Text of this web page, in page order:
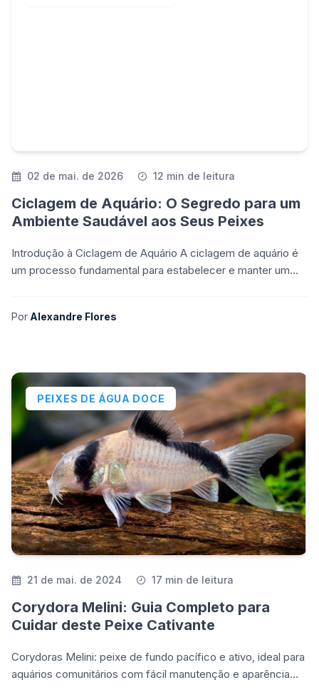
02 de mai. de 2026 12 min de leitura
Ciclagem de Aquário: O Segredo para um
Ambiente Saudável aos Seus Peixes
Introdução à Ciclagem de Aquário A ciclagem de aquário é
um processo fundamental para estabelecer e manter um
Por Alexandre Flores
PEIXES DE ÁGUA DOCE
21 de mai. de 2024 17 min de leitura
Corydora Melini: Guia Completo para
Cuidar deste Peixe Cativante
Corydoras Melini: peixe de fundo pacífico e ativo, ideal para
aquários comunitários com fácil manutenção e aparência